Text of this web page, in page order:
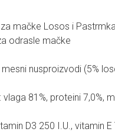
mačke Losos i
odrasle mačke
nusproizvodi (5%
81%, proteini 7,0%,
D3 250 I.U., vitamin